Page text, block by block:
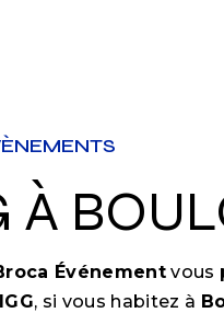
À
Événementvous
, si vous habitez à